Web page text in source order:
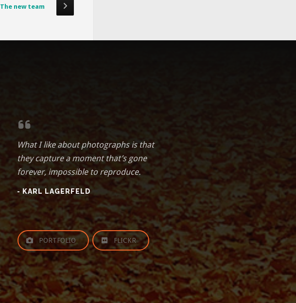
The new team
What I like about photographs is that
they capture a moment that’s gone
forever, impossible to reproduce.
- KARL LAGERFELD
PORTFOLIO FLICKR